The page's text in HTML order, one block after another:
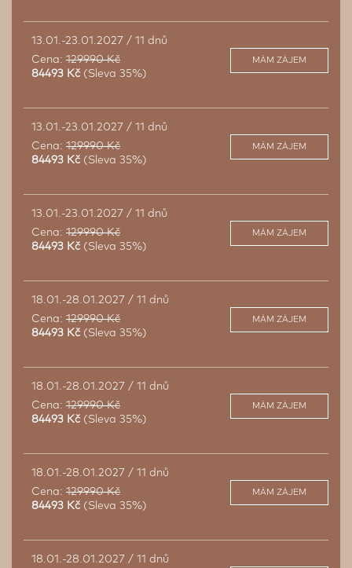
13.01.-23.01.2027 / 11 dnů
Cena: 129990 Kč
84493 Kč (Sleva 35%)
MÁM ZÁJEM
13.01.-23.01.2027 / 11 dnů
Cena: 129990 Kč
84493 Kč (Sleva 35%)
MÁM ZÁJEM
13.01.-23.01.2027 / 11 dnů
Cena: 129990 Kč
84493 Kč (Sleva 35%)
MÁM ZÁJEM
18.01.-28.01.2027 / 11 dnů
Cena: 129990 Kč
84493 Kč (Sleva 35%)
MÁM ZÁJEM
18.01.-28.01.2027 / 11 dnů
Cena: 129990 Kč
84493 Kč (Sleva 35%)
MÁM ZÁJEM
18.01.-28.01.2027 / 11 dnů
Cena: 129990 Kč
84493 Kč (Sleva 35%)
MÁM ZÁJEM
18.01.-28.01.2027 / 11 dnů